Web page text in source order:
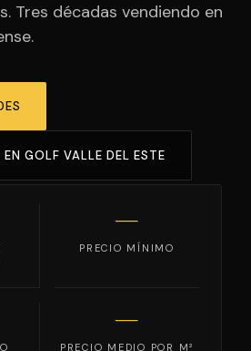
VENDE TU CASA
Tres décadas vendiendo en
GOLF VALLE DEL ESTE
—
PRECIO MÍNIMO
—
PRECIO MEDIO POR M²